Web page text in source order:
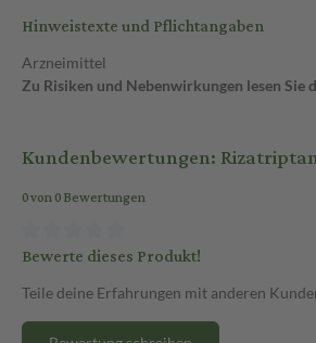
Hinweistexte und Pflichtangaben
Arzneimittel
Zu Risiken und Nebenwirkungen lesen
Kundenbewertungen:
0 von 0 Bewertungen
Bewerte dieses Produkt!
Teile deine Erfahrungen mit anderen